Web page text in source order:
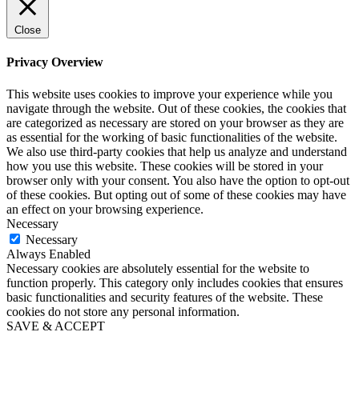
Close
Privacy Overview
This website uses cookies to improve your experience while you
navigate through the website. Out of these cookies, the cookies that
are categorized as necessary are stored on your browser as they are
as essential for the working of basic functionalities of the website.
We also use third-party cookies that help us analyze and understand
how you use this website. These cookies will be stored in your
browser only with your consent. You also have the option to opt-out
of these cookies. But opting out of some of these cookies may have
an effect on your browsing experience.
Necessary
Necessary
Always Enabled
Necessary cookies are absolutely essential for the website to
function properly. This category only includes cookies that ensures
basic functionalities and security features of the website. These
cookies do not store any personal information.
SAVE & ACCEPT